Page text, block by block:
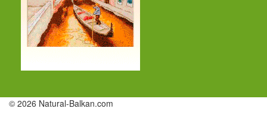
© 2026 Natural-Balkan.com